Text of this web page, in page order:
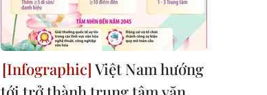
Việt Nam hướng